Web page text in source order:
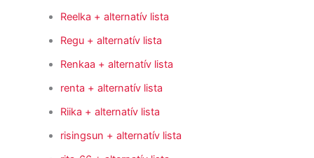
Reelka + alternatív lista
Regu + alternatív lista
Renkaa + alternatív lista
renta + alternatív lista
Riika + alternatív lista
risingsun + alternatív lista